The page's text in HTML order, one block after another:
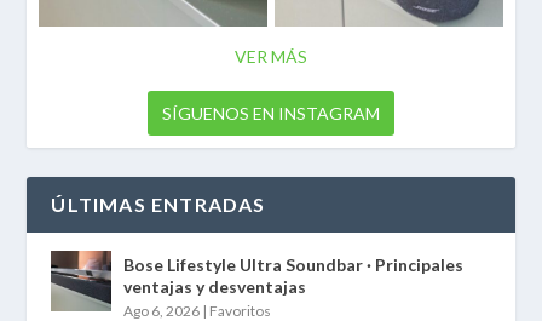
VER MÁS
SÍGUENOS EN INSTAGRAM
ÚLTIMAS ENTRADAS
Bose Lifestyle Ultra Soundbar · Principales
ventajas y desventajas
Ago 6, 2026 | Favoritos